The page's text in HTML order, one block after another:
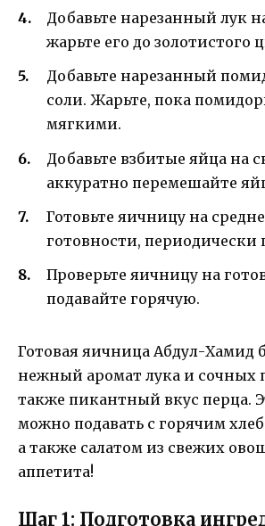
Добавьте нарезанный лук
жарьте его до золотистого
Добавьте нарезанный
соли. Жарьте, пока
мягкими.
Добавьте взбитые яйца на
аккуратно перемешайте
Готовьте яичницу на
готовности, периодически
Проверьте яичницу на
подавайте горячую.
Готовая яичница Абдул-Хамид
нежный аромат лука и сочных
также пикантный вкус перца.
можно подавать с горячим
а также салатом из свежих
аппетита!
Шаг 1: Подготовка